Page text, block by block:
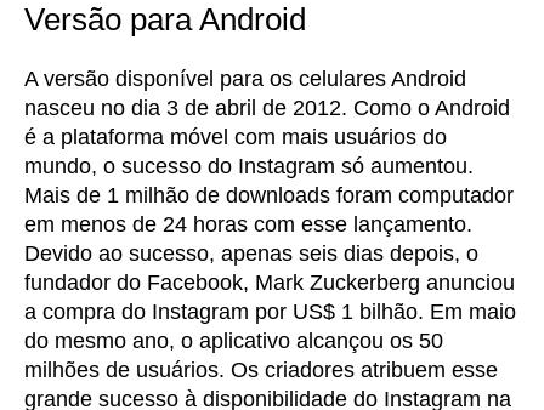
Versão para Android
A versão disponível para os celulares Android
nasceu no dia 3 de abril de 2012. Como o Android
é a plataforma móvel com mais usuários do
mundo, o sucesso do Instagram só aumentou.
Mais de 1 milhão de downloads foram computador
em menos de 24 horas com esse lançamento.
Devido ao sucesso, apenas seis dias depois, o
fundador do Facebook, Mark Zuckerberg anunciou
a compra do Instagram por US$ 1 bilhão. Em maio
do mesmo ano, o aplicativo alcançou os 50
milhões de usuários. Os criadores atribuem esse
grande sucesso à disponibilidade do Instagram na